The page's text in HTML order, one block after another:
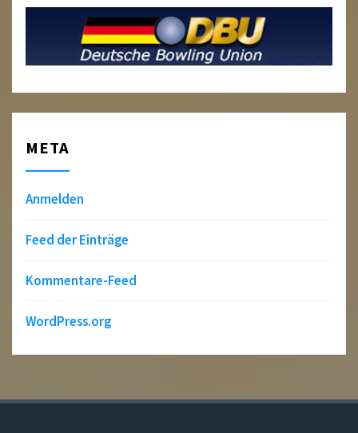
META
Anmelden
Feed der Einträge
Kommentare-Feed
WordPress.org